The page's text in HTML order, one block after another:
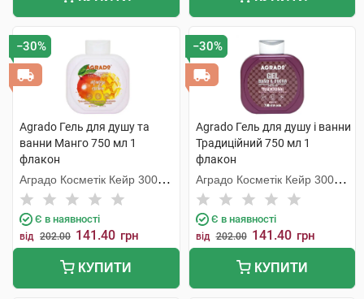
−30%
Agrado Гель для душу та
ванни Манго 750 мл 1
флакон
Аградо Косметік Кейр 3000
С.Л.У.
Є в наявності
від 202.00 141.40 грн
КУПИТИ
−30%
Agrado Гель для душу і ванни
Традиційний 750 мл 1
флакон
Аградо Косметік Кейр 3000
С.Л.У.
Є в наявності
від 202.00 141.40 грн
КУПИТИ